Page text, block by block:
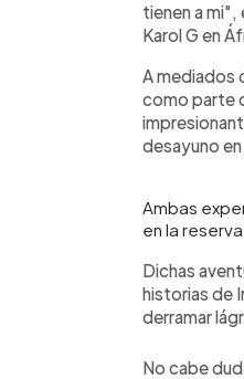
tienen a
Karol G en
A mediados
como parte
desayuno
Ambas
en la reserva.
Dichas
historias de
derramar
No cabe